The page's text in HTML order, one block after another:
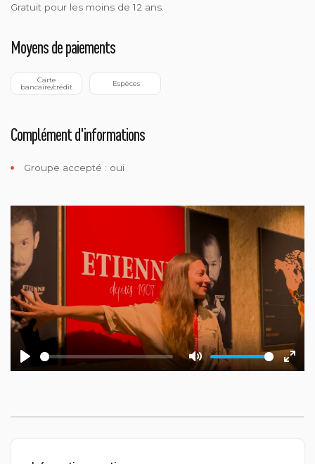
Gratuit pour les moins de 12 ans.
Moyens de paiements
bancaire/crédit Espèces
Complément d'informations
Groupe accepté : oui
Play Mute
Enter